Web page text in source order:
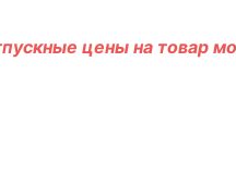
цены на товар